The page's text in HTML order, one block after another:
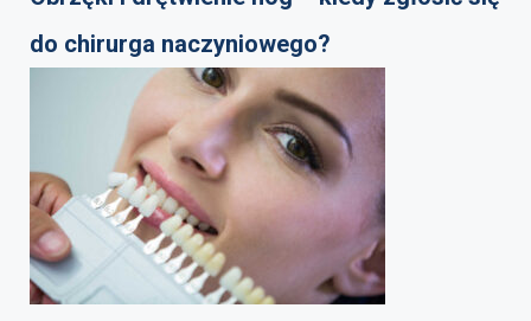
do chirurga naczyniowego?